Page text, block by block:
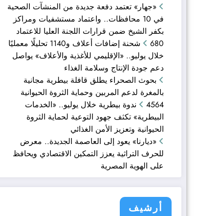
«جهار» تعتمد دفعة جديدة من المنشآت الصحية
في 10 محافظات.. واعتماد مستشفيات ومراكز
بكفر الشيخ ضمن قرارات اللجنة العليا للاعتماد
680 شحنة إضافات أعلاف و1140 تحليلًا معمليًا
خلال يوليو.. «الإقليمي للأغذية والأعلاف» يواصل
دعم جودة الإنتاج وسلامة الغذاء
بحوث الصحراء يطلق قافلة بيطرية مجانية
بالمغرة لدعم المربين وحماية الثروة الحيوانية
4564 ندوة بيطرية خلال يوليو.. «الخدمات
البيطرية» تكثف جهود التوعية لحماية الثروة
الحيوانية وتعزيز الأمن الغذائي
«ديارنا» يعود إلى العاصمة الجديدة.. معرض
للحرف التراثية يعزز التمكين الاقتصادي ويحافظ
على الهوية المصرية
أرشيف